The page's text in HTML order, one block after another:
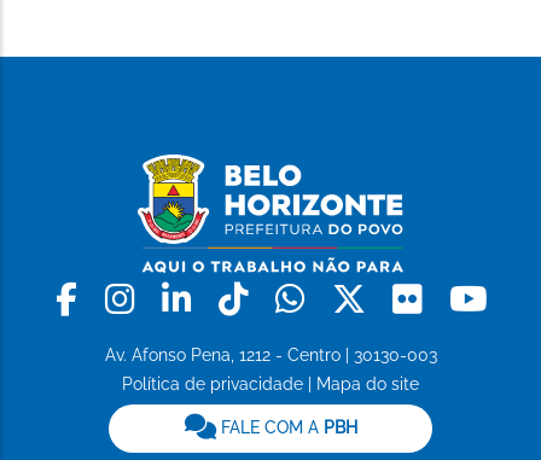
Facebook
Instagram
LinkedinTiktokWhatsapp
X Flickr
Av. Afonso Pena, 1212 - Centro | 30130-003
Política de privacidade
Mapa do site
FALE COM A PBH